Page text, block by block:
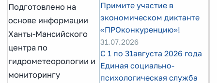
Подготовлено на
основе информации
Ханты-Мансийского
центра по
гидрометеорологии и
мониторингу
Примите участие в
экономическом диктанте
«ПРОконкуренцию»!
31.07.2026
С 1 по 31августа 2026 года
Единая социально-
психологическая служба